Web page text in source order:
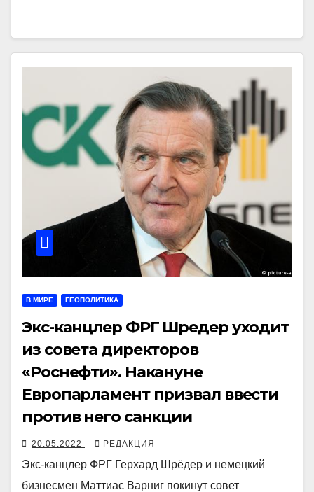
В МИРЕ ГЕОПОЛИТИКА
Экс-канцлер ФРГ Шредер уходит
из совета директоров
«Роснефти». Накануне
Европарламент призвал ввести
против него санкции
20.05.2022 РЕДАКЦИЯ
Экс-канцлер ФРГ Герхард Шрёдер и немецкий
бизнесмен Маттиас Варниг покинут совет